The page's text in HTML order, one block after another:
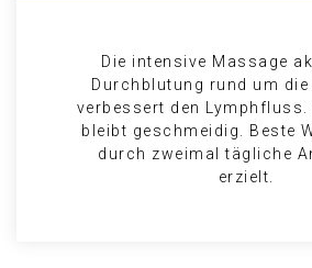
Die intensive Massage
Durchblutung rund um die
verbessert den Lymphfluss.
bleibt geschmeidig. Beste
durch zweimal tägliche
erzielt.